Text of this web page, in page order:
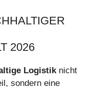
2026
Logistik nicht
sondern eine